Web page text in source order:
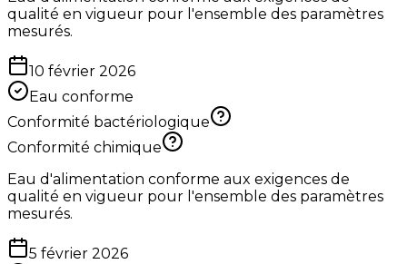
qualité en vigueur pour l'ensemble des paramètres
mesurés.
10 février 2026
Eau conforme
Conformité bactériologique
Conformité chimique
Eau d'alimentation conforme aux exigences de
qualité en vigueur pour l'ensemble des paramètres
mesurés.
5 février 2026